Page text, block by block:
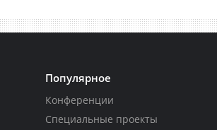
Популярное
Конференции
Специальные проекты